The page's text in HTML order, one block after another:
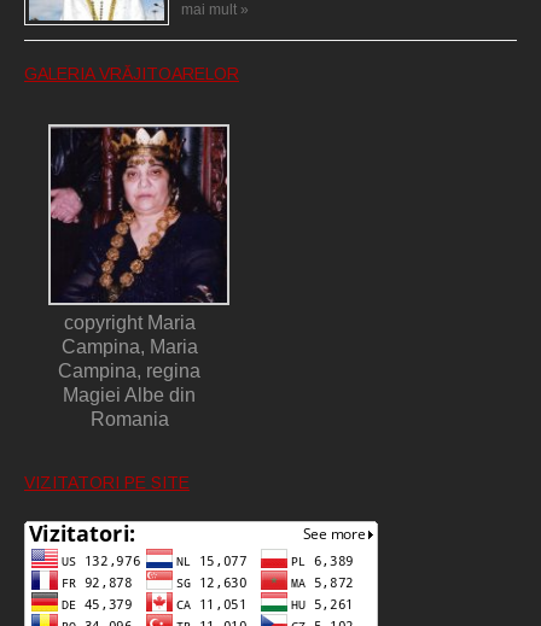
mai mult »
GALERIA VRĂJITOARELOR
copyright Maria
Campina, Maria
Campina, regina
Magiei Albe din
Romania
VIZITATORI PE SITE